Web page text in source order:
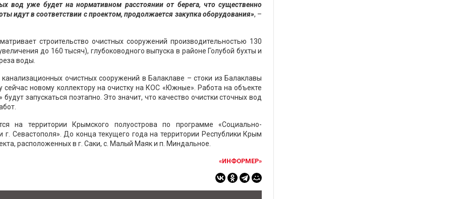
вод уже будет на нормативном расстоянии от берега, что существенно
идут в соответствии с проектом, продолжается закупка оборудования», –
строительство очистных сооружений производительностью 130
до 160 тысяч), глубоководного выпуска в районе Голубой бухты и
воды.
канализационных очистных сооружений в Балаклаве – стоки из Балаклавы
новому коллектору на очистку на КОС «Южные». Работа на объекте
запускаться поэтапно. Это значит, что качество очистки сточных вод
на территории Крымского полуострова по программе «Социально-
Севастополя». До конца текущего года на территории Республики Крым
расположенных в г. Саки, с. Малый Маяк и п. Миндальное.
«ИНФОРМЕР»